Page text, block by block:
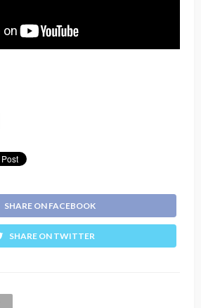
SHARE ON FACEBOOK
SHARE ON TWITTER